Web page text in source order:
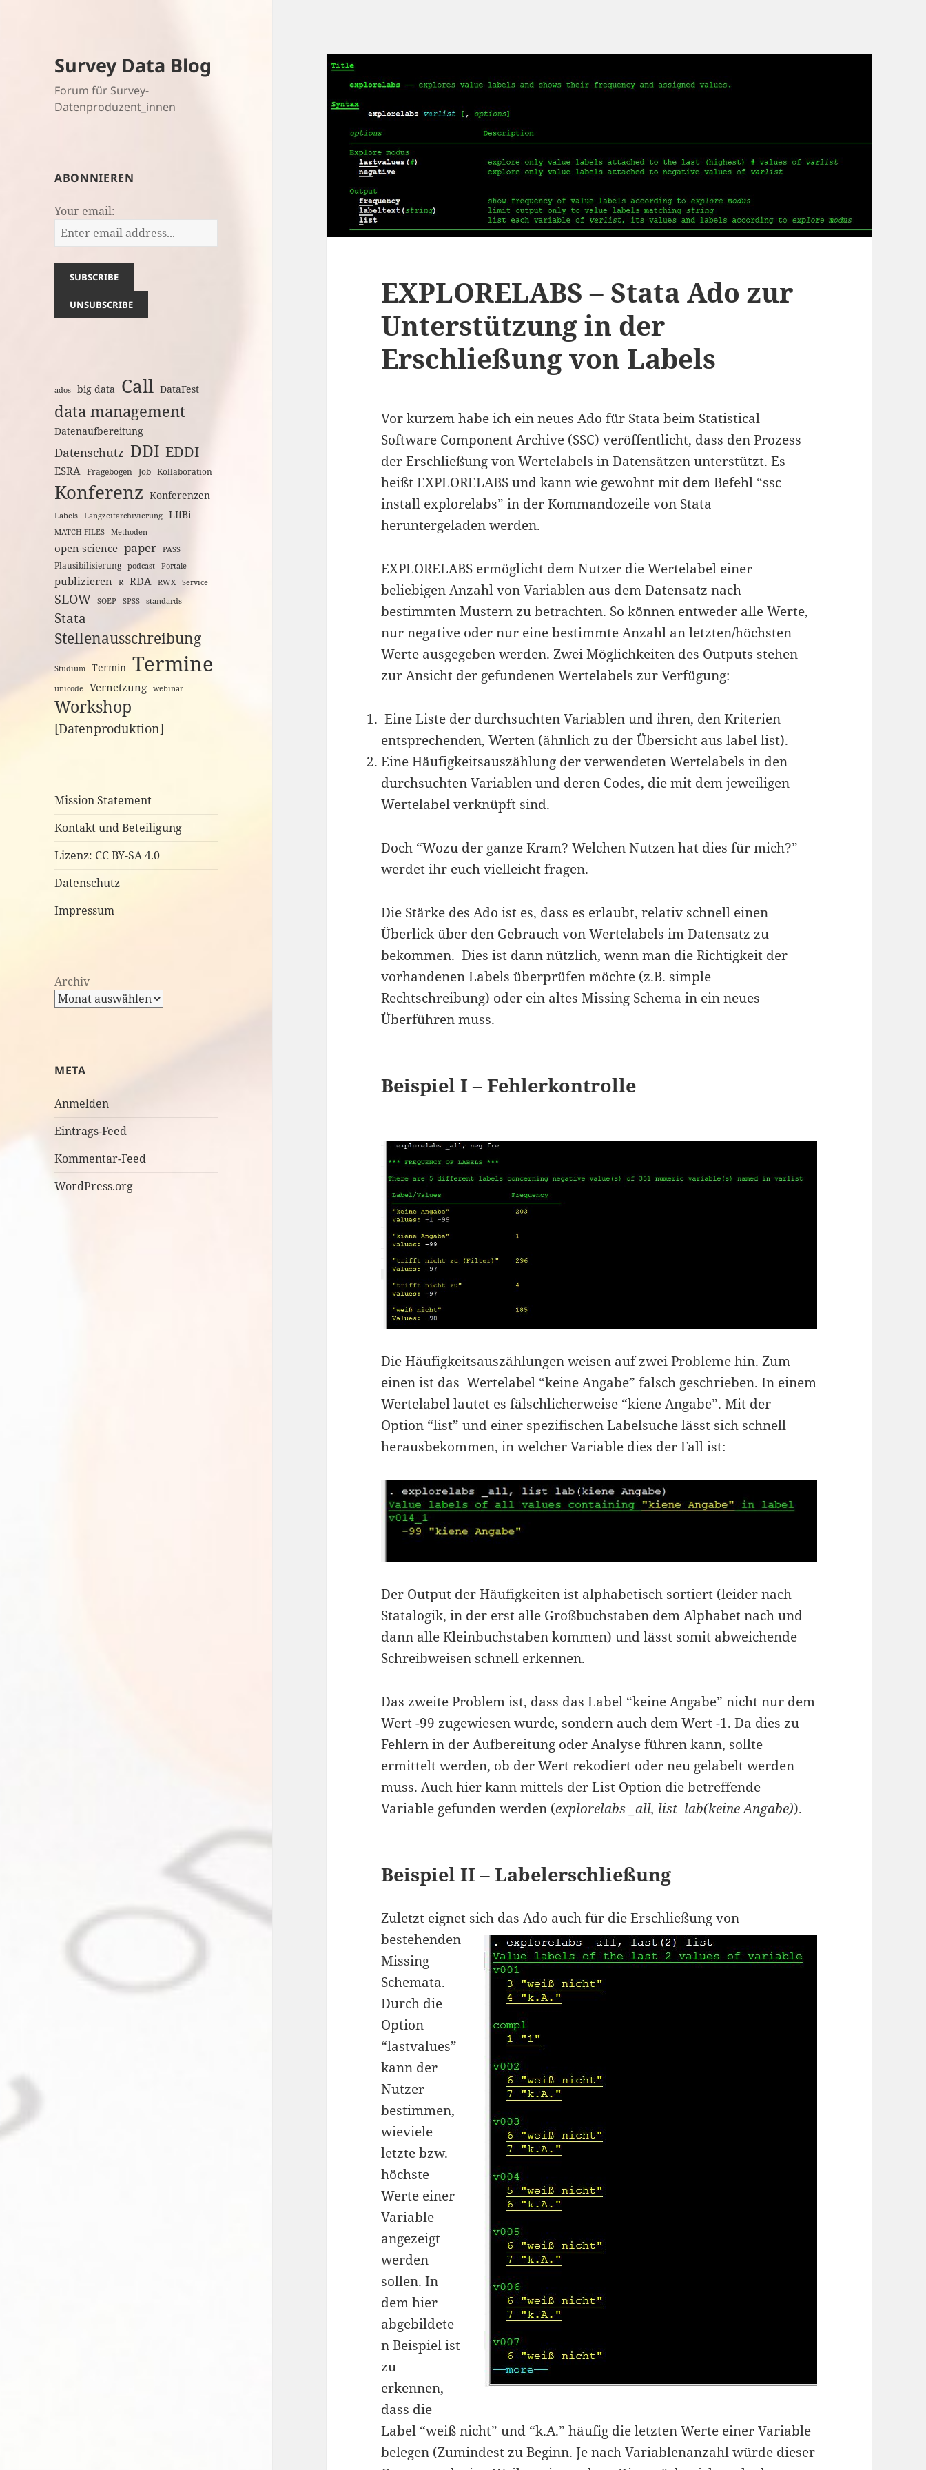
Survey Data Blog
Forum für Survey-
Datenproduzent_innen
ABONNIEREN
Your email:
ados big data Call DataFest
data management
Datenaufbereitung
Datenschutz DDI EDDI
ESRA Fragebogen Job Kollaboration
Konferenz Konferenzen
Labels Langzeitarchivierung LIfBi
MATCH FILES Methoden
open science paper PASS
Plausibilisierung podcast Portale
publizieren R RDA RWX Service
SLOW SOEP SPSS standards
Stata
Stellenausschreibung
Studium Termin Termine
unicode Vernetzung webinar
Workshop
[Datenproduktion]
Mission Statement
Kontakt und Beteiligung
Lizenz: CC BY-SA 4.0
Datenschutz
Impressum
Archiv
META
Anmelden
Eintrags-Feed
Kommentar-Feed
WordPress.org
EXPLORELABS – Stata Ado zur
Unterstützung in der
Erschließung von Labels
Vor kurzem habe ich ein neues Ado für Stata beim Statistical
Software Component Archive (SSC) veröffentlicht, dass den Prozess
der Erschließung von Wertelabels in Datensätzen unterstützt. Es
heißt EXPLORELABS und kann wie gewohnt mit dem Befehl “ssc
install explorelabs” in der Kommandozeile von Stata
heruntergeladen werden.
EXPLORELABS ermöglicht dem Nutzer die Wertelabel einer
beliebigen Anzahl von Variablen aus dem Datensatz nach
bestimmten Mustern zu betrachten. So können entweder alle Werte,
nur negative oder nur eine bestimmte Anzahl an letzten/höchsten
Werte ausgegeben werden. Zwei Möglichkeiten des Outputs stehen
zur Ansicht der gefundenen Wertelabels zur Verfügung:
Eine Liste der durchsuchten Variablen und ihren, den Kriterien
entsprechenden, Werten (ähnlich zu der Übersicht aus label list).
Eine Häufigkeitsauszählung der verwendeten Wertelabels in den
durchsuchten Variablen und deren Codes, die mit dem jeweiligen
Wertelabel verknüpft sind.
Doch “Wozu der ganze Kram? Welchen Nutzen hat dies für mich?”
werdet ihr euch vielleicht fragen.
Die Stärke des Ado ist es, dass es erlaubt, relativ schnell einen
Überlick über den Gebrauch von Wertelabels im Datensatz zu
bekommen. Dies ist dann nützlich, wenn man die Richtigkeit der
vorhandenen Labels überprüfen möchte (z.B. simple
Rechtschreibung) oder ein altes Missing Schema in ein neues
Überführen muss.
Beispiel I – Fehlerkontrolle
Die Häufigkeitsauszählungen weisen auf zwei Probleme hin. Zum
einen ist das Wertelabel “keine Angabe” falsch geschrieben. In einem
Wertelabel lautet es fälschlicherweise “kiene Angabe”. Mit der
Option “list” und einer spezifischen Labelsuche lässt sich schnell
herausbekommen, in welcher Variable dies der Fall ist:
Der Output der Häufigkeiten ist alphabetisch sortiert (leider nach
Statalogik, in der erst alle Großbuchstaben dem Alphabet nach und
dann alle Kleinbuchstaben kommen) und lässt somit abweichende
Schreibweisen schnell erkennen.
Das zweite Problem ist, dass das Label “keine Angabe” nicht nur dem
Wert -99 zugewiesen wurde, sondern auch dem Wert -1. Da dies zu
Fehlern in der Aufbereitung oder Analyse führen kann, sollte
ermittelt werden, ob der Wert rekodiert oder neu gelabelt werden
muss. Auch hier kann mittels der List Option die betreffende
Variable gefunden werden (explorelabs _all, list lab(keine Angabe)).
Beispiel II – Labelerschließung
Zuletzt eignet sich das Ado auch für die Erschließung von
bestehenden
Missing
Schemata.
Durch die
Option
“lastvalues”
kann der
Nutzer
bestimmen,
wieviele
letzte bzw.
höchste
Werte einer
Variable
angezeigt
werden
sollen. In
dem hier
abgebildete
n Beispiel ist
zu
erkennen,
dass die
Label “weiß nicht” und “k.A.” häufig die letzten Werte einer Variable
belegen (Zumindest zu Beginn. Je nach Variablenanzahl würde dieser